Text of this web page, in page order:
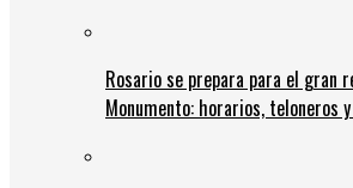
Rosario se prepara para el gran
Monumento: horarios, teloneros